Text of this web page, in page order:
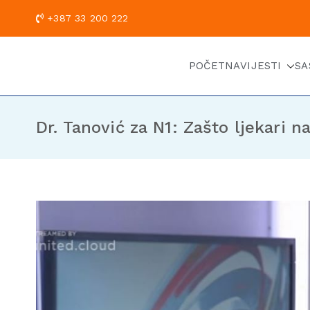
+387 33 200
POČETNAVIJESTI
Dr. Tanović za N1: Zašto ljekari